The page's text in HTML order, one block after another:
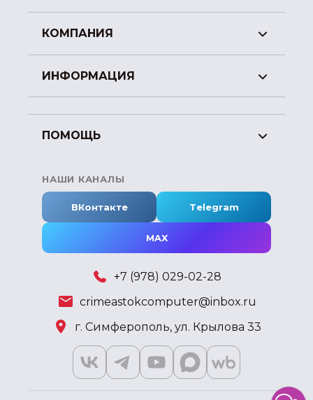
КОМПАНИЯ
ИНФОРМАЦИЯ
ПОМОЩЬ
НАШИ КАНАЛЫ
ВКонтакте Telegram
MAX
+7 (978) 029-02-28
crimeastokcomputer@inbox.ru
г. Симферополь, ул. Крылова 33